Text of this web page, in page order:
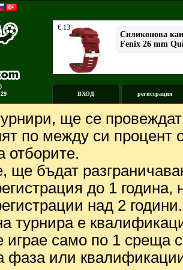
ВХОД регистрация
ще се
по между си процент
отборите.
ще бъдат
до 1
над 2 години.
турнира е
играе само по 1 среща
фаза или